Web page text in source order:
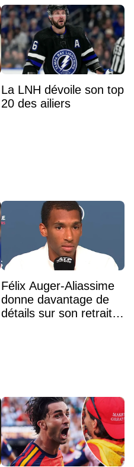
La LNH dévoile son top
20 des ailiers
Félix Auger-Aliassime
donne davantage de
détails sur son retrait